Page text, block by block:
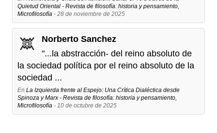
Quietud Oriental - Revista de filosofía: historia y pensamiento,
Microfilosofía - 28 de noviembre de 2025
Norberto Sanchez
"...la abstracción- del reino absoluto de
la sociedad política por el reino absoluto de la
sociedad ...
En La Izquierda frente al Espejo: Una Crítica Dialéctica desde
Spinoza y Marx - Revista de filosofía: historia y pensamiento,
Microfilosofía - 10 de octubre de 2025